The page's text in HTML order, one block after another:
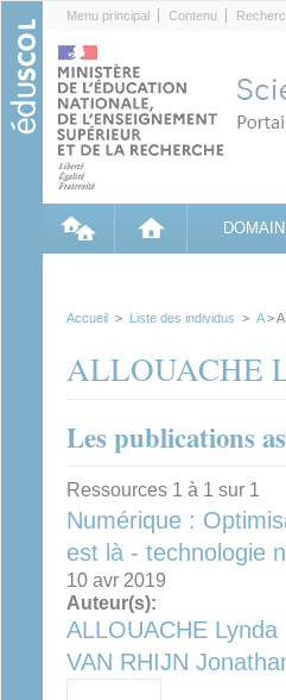
Menu principal Contenu
Accueil > Liste des individus > A>
ALLOUACHE
Les publications
Ressources 1 à 1 sur 1
Numérique :
est là - technologie
10 avr 2019
Auteur(s):
ALLOUACHE Lynda
VAN RHIJN